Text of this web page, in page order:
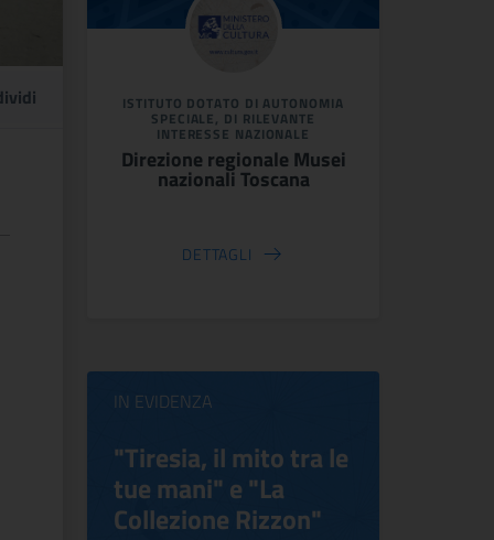
ISTITUTO DOTATO DI AUTONOMIA
SPECIALE, DI RILEVANTE
INTERESSE NAZIONALE
Direzione regionale Musei
nazionali Toscana
DETTAGLI
IN EVIDENZA
"Tiresia, il mito tra le
tue mani" e "La
Collezione Rizzon"